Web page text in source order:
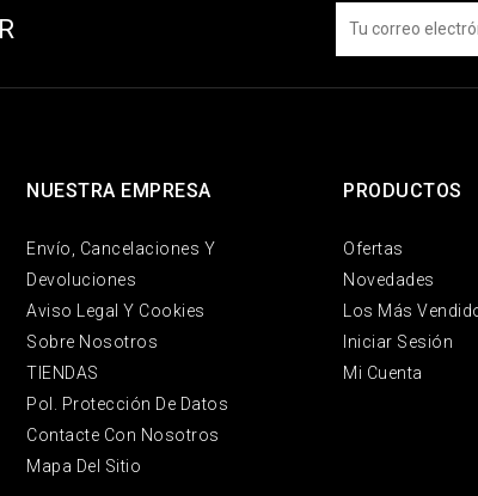
PRODUCTOS
Ofertas
Novedades
Los Más
Iniciar Sesión
Mi Cuenta
NUESTRA EMPRESA
Envío, Cancelaciones Y
Devoluciones
Aviso Legal Y Cookies
Sobre Nosotros
TIENDAS
Pol. Protección De Datos
Contacte Con Nosotros
Mapa Del Sitio